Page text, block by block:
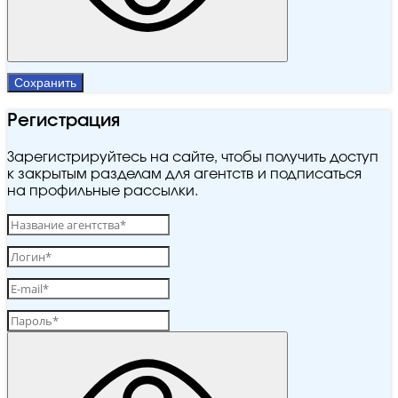
Сохранить
Регистрация
Зарегистрируйтесь на сайте, чтобы получить доступ
к закрытым разделам для агентств и подписаться
на профильные рассылки.